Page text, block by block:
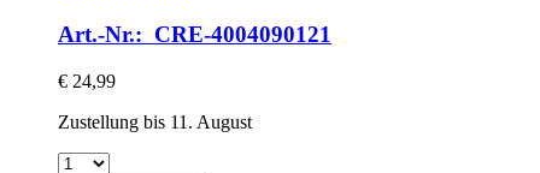
Art.-Nr.: CRE-4004090121
€ 24,99
Zustellung bis 11. August